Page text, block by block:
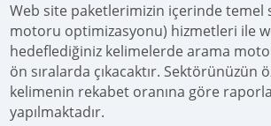
Web site paketlerimizin içerinde temel
motoru optimizasyonu) hizmetleri ile
hedeflediğiniz kelimelerde arama
ön sıralarda çıkacaktır. Sektörünüzün
kelimenin rekabet oranına göre
yapılmaktadır.